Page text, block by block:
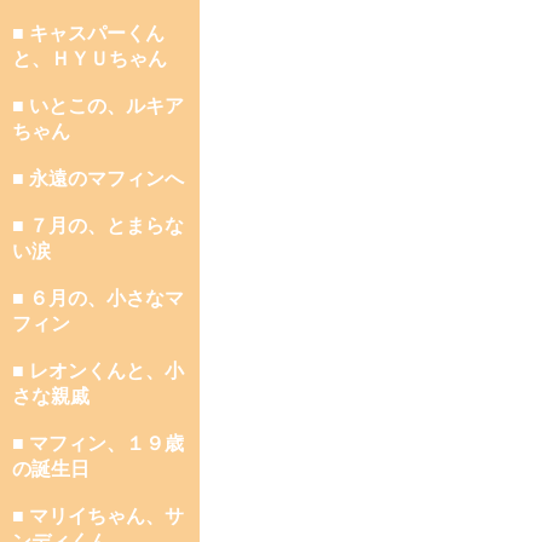
■ キャスパーくん
と、ＨＹＵちゃん
■ いとこの、ルキア
ちゃん
■ 永遠のマフィンへ
■ ７月の、とまらな
い涙
■ ６月の、小さなマ
フィン
■ レオンくんと、小
さな親戚
■ マフィン、１９歳
の誕生日
■ マリイちゃん、サ